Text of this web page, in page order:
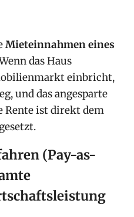
Mieteinnahmen eines
das Haus
einbricht,
und das angesparte
Rente ist direkt dem
(Pay-as-